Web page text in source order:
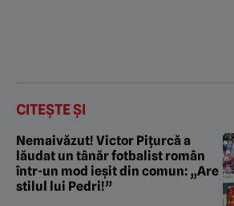
CITEȘTE ȘI
Nemaivăzut! Victor Pițurcă a
lăudat un tânăr fotbalist român
într-un mod ieșit din comun: „Are
stilul lui Pedri!”